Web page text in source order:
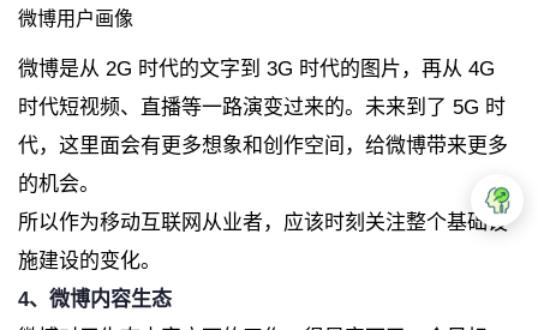
微博用户画像
微博是从 2G 时代的文字到 3G 时代的图片，再从 4G
时代短视频、直播等一路演变过来的。未来到了 5G 时
代，这里面会有更多想象和创作空间，给微博带来更多
的机会。
所以作为移动互联网从业者，应该时刻关注整个基础设
施建设的变化。
4、微博内容生态